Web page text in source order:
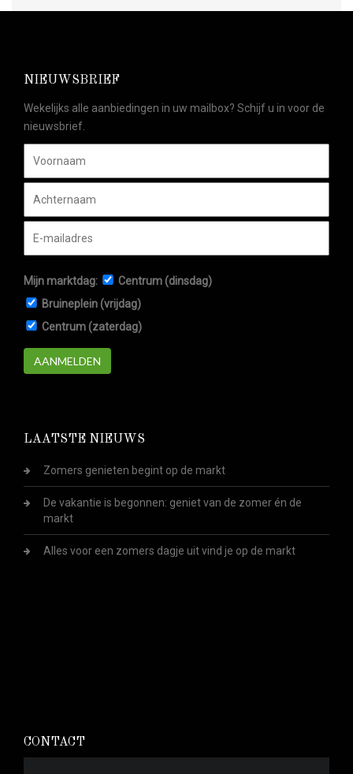
NIEUWSBRIEF
Wekelijks alle aanbiedingen in uw mailbox? Schijf u in voor de
nieuwsbrief.
Mijn marktdag:
Centrum (dinsdag)
Bruineplein (vrijdag)
Centrum (zaterdag)
AANMELDEN
LAATSTE NIEUWS
Zomers genieten begint op de markt
De vakantie is begonnen: geniet van de zomer én de
markt
Alles voor een zomers dagje uit vind je op de markt
CONTACT